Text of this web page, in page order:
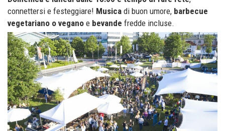
connettersi e festeggiare! Musica di buon umore, barbecue
vegetariano o vegano e bevande fredde incluse.